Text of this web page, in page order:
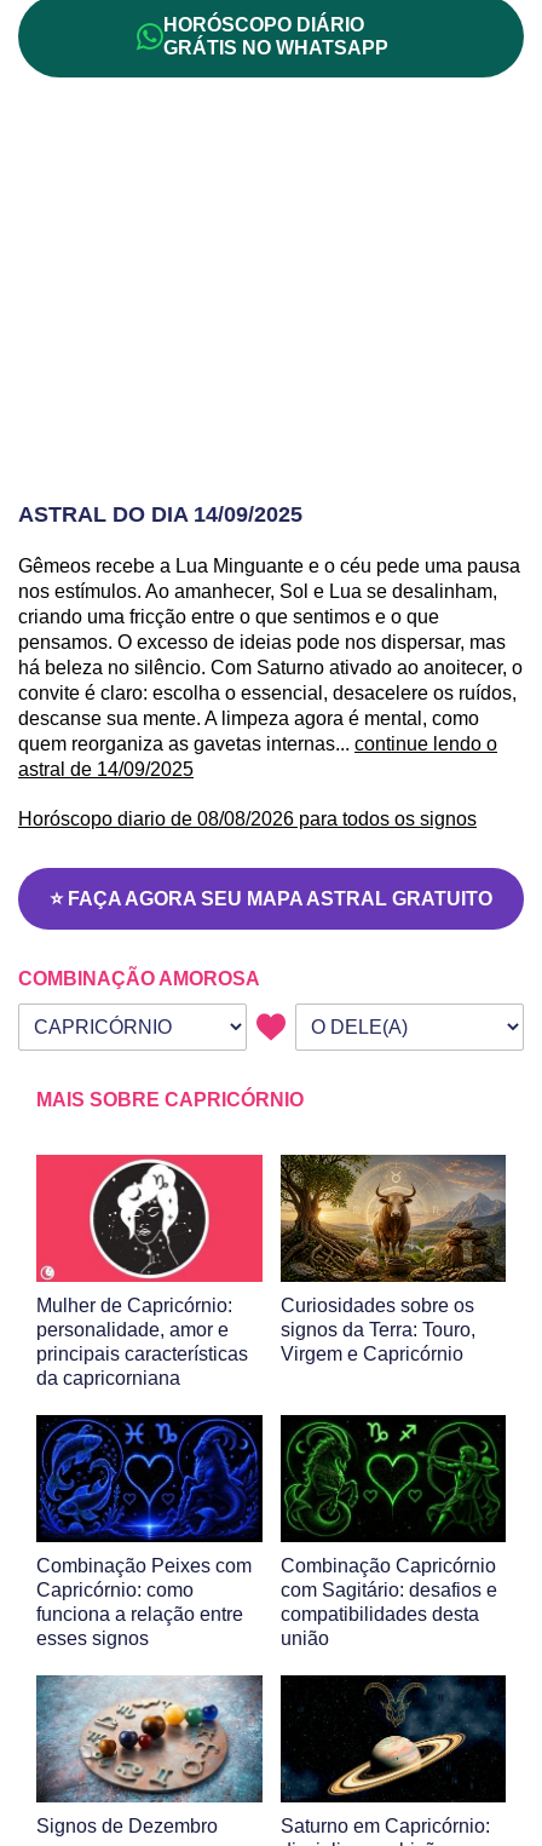
HORÓSCOPO DIÁRIO
GRÁTIS NO WHATSAPP
ASTRAL DO DIA 14/09/2025
Gêmeos recebe a Lua Minguante e o céu pede uma pausa
nos estímulos. Ao amanhecer, Sol e Lua se desalinham,
criando uma fricção entre o que sentimos e o que
pensamos. O excesso de ideias pode nos dispersar, mas
há beleza no silêncio. Com Saturno ativado ao anoitecer, o
convite é claro: escolha o essencial, desacelere os ruídos,
descanse sua mente. A limpeza agora é mental, como
quem reorganiza as gavetas internas... continue lendo o
astral de 14/09/2025
Horóscopo diario de 08/08/2026 para todos os signos
⭐ FAÇA AGORA SEU MAPA ASTRAL GRATUITO
COMBINAÇÃO AMOROSA
Seu signo
Signo da outra pessoa
MAIS SOBRE CAPRICÓRNIO
Mulher de Capricórnio:
personalidade, amor e
principais características
da capricorniana
Curiosidades sobre os
signos da Terra: Touro,
Virgem e Capricórnio
Combinação Peixes com
Capricórnio: como
funciona a relação entre
esses signos
Combinação Capricórnio
com Sagitário: desafios e
compatibilidades desta
união
Signos de Dezembro
Saturno em Capricórnio: